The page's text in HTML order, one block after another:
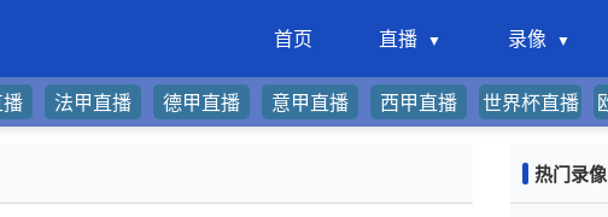
首页 直播 录像
法甲直播 德甲直播 意甲直播 西甲直播 世界杯直播
热门录像